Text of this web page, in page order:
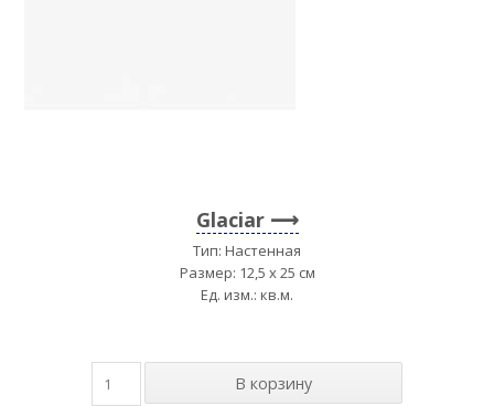
Glaciar
Тип: Настенная
Размер: 12,5 x 25 см
Ед. изм.: кв.м.